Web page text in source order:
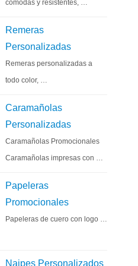
cómodas y resistentes, …
Remeras
Personalizadas
Remeras personalizadas a
todo color, …
Caramañolas
Personalizadas
Caramañolas Promocionales
Caramañolas impresas con …
Papeleras
Promocionales
Papeleras de cuero con logo …
Naipes Personalizados